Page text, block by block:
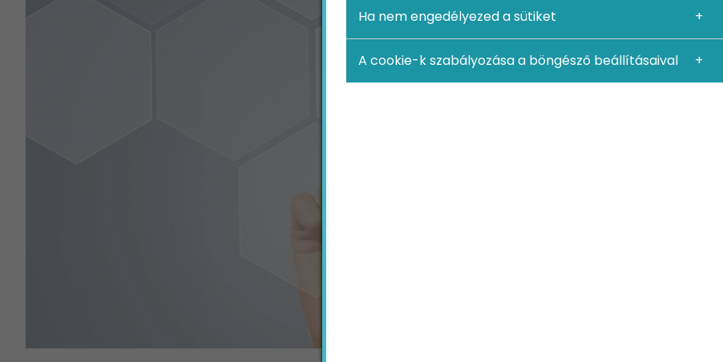
Ha nem engedélyezed a sütiket
A cookie-k szabályozása a böngésző beállításaival